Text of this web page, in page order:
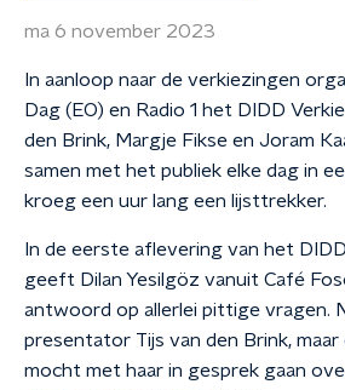
ma 6 november 2023
In aanloop naar de verkiezingen
Dag (EO) en Radio 1 het DIDD
den Brink, Margje Fikse en Joram
samen met het publiek elke dag in
kroeg een uur lang een lijsttrekker.
In de eerste aflevering van het
geeft Dilan Yesilgöz vanuit Café
antwoord op allerlei pittige vragen.
presentator Tijs van den Brink,
mocht met haar in gesprek gaan